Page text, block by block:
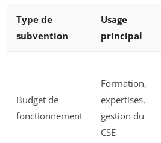
Type de
subvention
Usage
principal
Budget de
fonctionnement
Formation,
expertises,
gestion du
CSE